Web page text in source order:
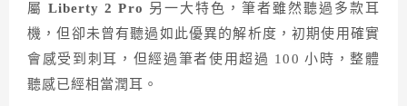
屬Liberty 2 Pro 另一大特色，筆者雖然聽過多款耳
機，但卻未曾有聽過如此優異的解析度，初期使用確實
會感受到刺耳，但經過筆者使用超過 100 小時，整體
聽感已經相當潤耳。